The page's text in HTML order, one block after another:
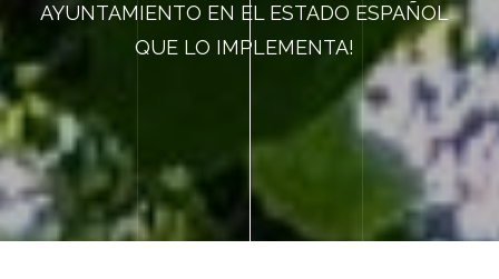
AYUNTAMIENTO EN EL ESTADO ESPAÑOL
QUE LO IMPLEMENTA!